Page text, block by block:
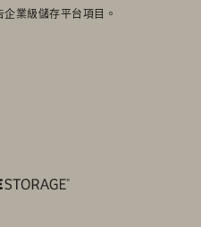
業級儲存平台項目。